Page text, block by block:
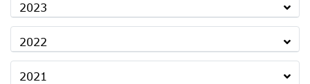
2023
2022
2021